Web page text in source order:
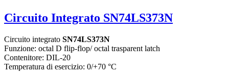
Circuito Integrato SN74LS373N
Circuito integrato SN74LS373N
Funzione: octal D flip-flop/ octal trasparent latch
Contenitore: DIL-20
Temperatura di esercizio: 0/+70 °C